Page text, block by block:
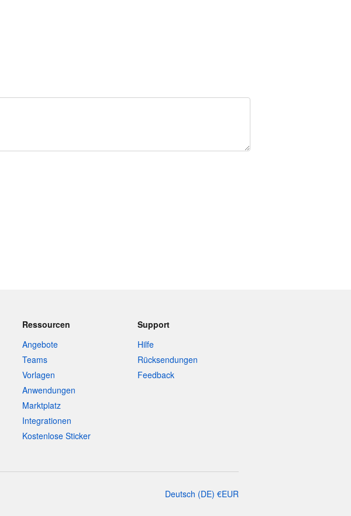
Ressourcen
Angebote
Teams
Vorlagen
Anwendungen
Marktplatz
Integrationen
Kostenlose Sticker
Support
Hilfe
Rücksendungen
Feedback
Deutsch (DE) €EUR